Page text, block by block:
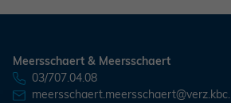
Meersschaert & Meersschaert
03/707.04.08